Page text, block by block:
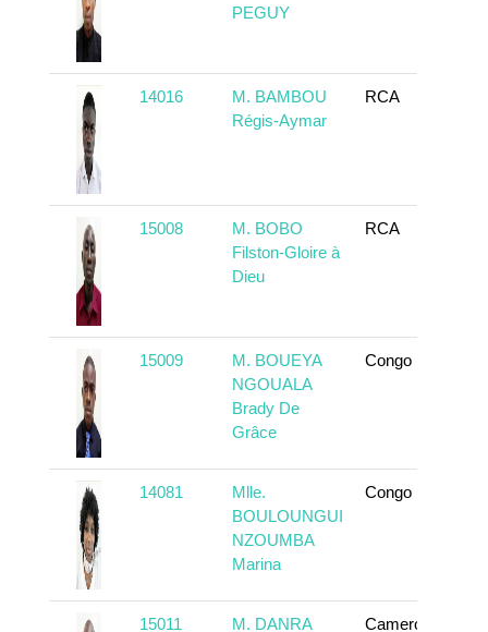
PEGUY
14016
M. BAMBOU
Régis-Aymar
RCA
15008
M. BOBO
Filston-Gloire à
Dieu
RCA
15009
M. BOUEYA
NGOUALA
Brady De
Grâce
Congo
14081
Mlle.
BOULOUNGUI
NZOUMBA
Marina
Congo
15011 M. DANRA Cameroun